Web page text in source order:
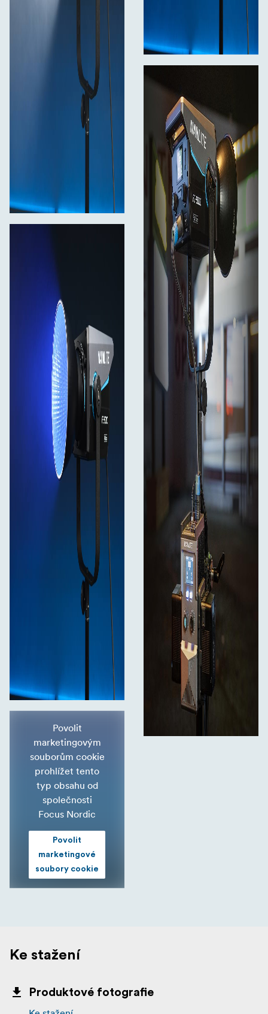
Povolit
marketingovým
souborům cookie
prohlížet tento
typ obsahu od
společnosti
Focus Nordic
Povolit
marketingové
soubory cookie
Ke stažení
Produktové fotografie